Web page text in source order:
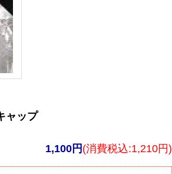
ャップ
1,100円 (消費税込:1,210円)